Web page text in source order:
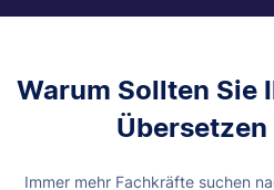
Warum Sollten Sie
Übersetzen
Immer mehr Fachkräfte suchen